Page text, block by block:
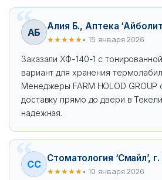
АБ
Алия Б., Аптека
★★★★★ • 15 января 2026
Заказали ХФ-140-1 с
вариант для хранения
Менеджеры FARM HOLOD GROUP
доставку прямо до двери в
надежная.
СС
Стоматология ‘Смайл’,
★★★★★ • 10 января 2026